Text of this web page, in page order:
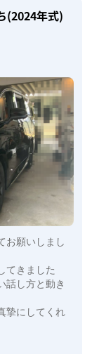
(2024年式)
お願いしまし
てきました
話し方と動き
摯にしてくれ